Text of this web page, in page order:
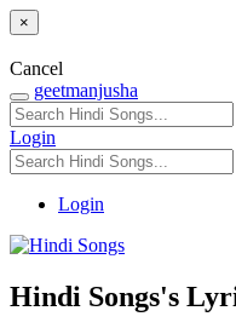
×
Cancel
geetmanjusha
Login
Login
Hindi Songs's